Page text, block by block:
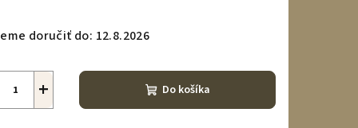
doručiť do: 12.8.2026
+ Do košíka